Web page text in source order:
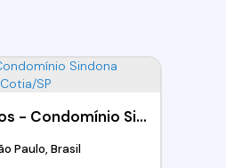
Casa com 2 Dormitórios - Condomínio Sindona Parque 1 - Jardim Petrópolis - Cotia/SP
Paulo, Brasil